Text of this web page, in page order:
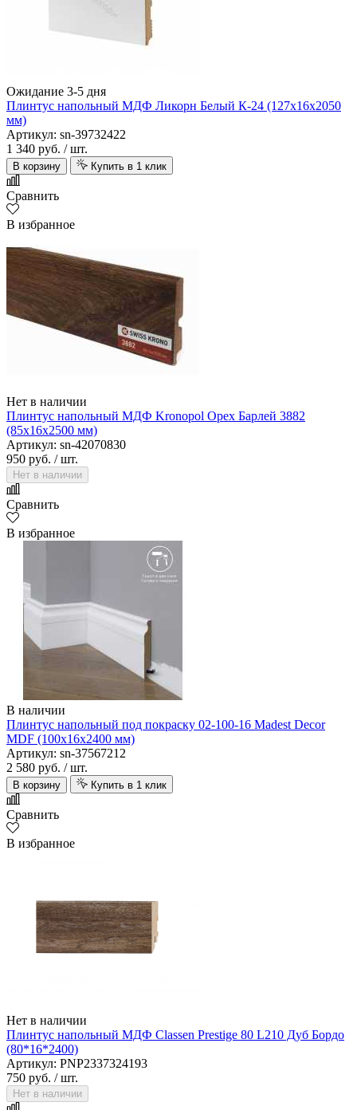
Ожидание 3-5 дня
Плинтус напольный МДФ Ликорн Белый К-24 (127х16х2050
мм)
Артикул: sn-39732422
1 340 руб. / шт.
В корзину Купить в 1 клик
Сравнить
В избранное
Нет в наличии
Плинтус напольный МДФ Kronopol Орех Барлей 3882
(85х16х2500 мм)
Артикул: sn-42070830
950 руб. / шт.
Нет в наличии
Сравнить
В избранное
В наличии
Плинтус напольный под покраску 02-100-16 Madest Decor
MDF (100х16х2400 мм)
Артикул: sn-37567212
2 580 руб. / шт.
В корзину Купить в 1 клик
Сравнить
В избранное
Нет в наличии
Плинтус напольный МДФ Classen Prestige 80 L210 Дуб Бордо
(80*16*2400)
Артикул: PNP2337324193
750 руб. / шт.
Нет в наличии